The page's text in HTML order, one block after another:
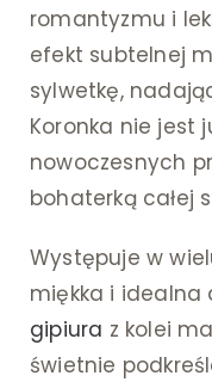
romantyzmu i
efekt subtelnej
sylwetkę,
Koronka nie jest
nowoczesnych
bohaterką całej
Występuje w
miękka i idealna
gipiura z kolei
świetnie